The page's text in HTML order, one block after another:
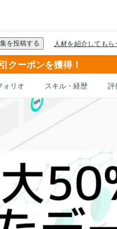
クーポンを獲得！
ォリオ スキル・経歴 評